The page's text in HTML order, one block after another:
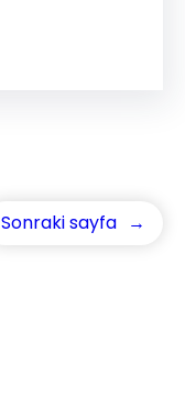
Sonraki sayfa →